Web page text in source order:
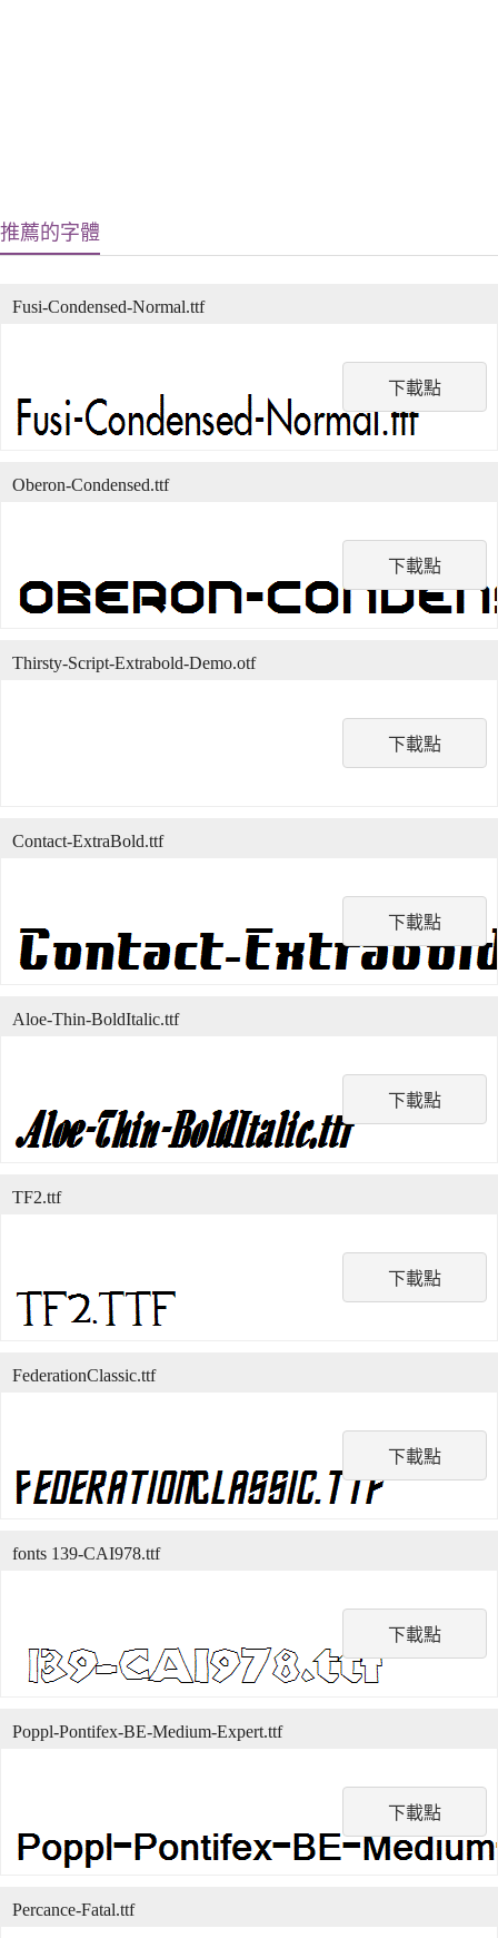
推薦的字體
下載點
Fusi-Condensed-Normal.ttf
下載點
Oberon-Condensed.ttf
下載點
Thirsty-Script-Extrabold-Demo.otf
下載點
Contact-ExtraBold.ttf
下載點
Aloe-Thin-BoldItalic.ttf
下載點
TF2.ttf
下載點
FederationClassic.ttf
下載點
fonts 139-CAI978.ttf
下載點
Poppl-Pontifex-BE-Medium-Expert.ttf
Percance-Fatal.ttf